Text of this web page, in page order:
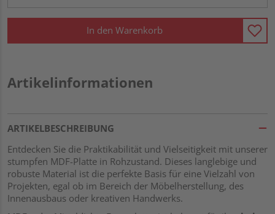
In den Warenkorb
Artikelinformationen
ARTIKELBESCHREIBUNG
Entdecken Sie die Praktikabilität und Vielseitigkeit mit unserer
stumpfen MDF-Platte in Rohzustand. Dieses langlebige und
robuste Material ist die perfekte Basis für eine Vielzahl von
Projekten, egal ob im Bereich der Möbelherstellung, des
Innenausbaus oder kreativen Handwerks.